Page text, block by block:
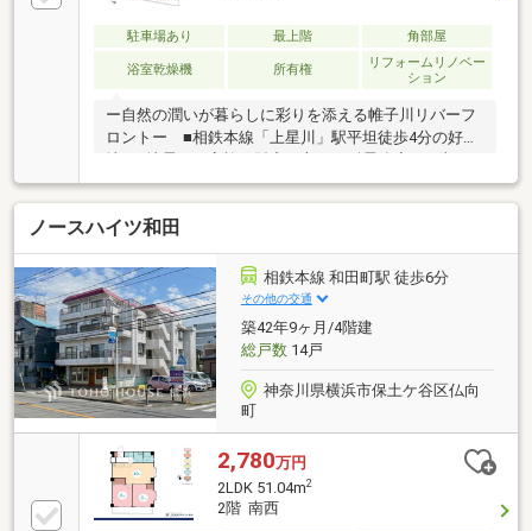
駐車場あり 最上階 角部屋
浴室乾燥機 所有権
リフォームリノベー
ション
ー自然の潤いが暮らしに彩りを添える帷子川リバーフ
ロントー ■相鉄本線「上星川」駅平坦徒歩4分の好立
地 ■地震から家族と財産を守る、耐震強度1.25倍の
「強耐震」構造採用マンション ■31㎡超の大型ルー
フバルコニーで陽当たり・通風・眺望良好！■ダブル
オートロックシステム採用■南西側は間口9.75ｍのワイ
ドスパンーリフォーム内容ー（2026年8月末完了予
定）・キッチン/浴室/トイレ/洗面室新規交換・フロー
リング張替・クロス貼替・建具新規交換・エアコン1
台等※世界情勢の影響により、完工時期が延期となる
可能性がございます。▼リンクから360度のヴァーチ
ャル画像が見られます▼
ノースハイツ和田
相鉄本線 和田町駅 徒歩6分
その他の交通
築42年9ヶ月/4階建
総戸数14戸
神奈川県横浜市保土ケ谷区仏向
町
2,780万円
2LDK 51.04m2
2階 南西